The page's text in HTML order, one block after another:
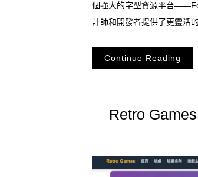
個強大的字型資源平台
計師和開發者提供了更靈活
Continue Reading
Retro